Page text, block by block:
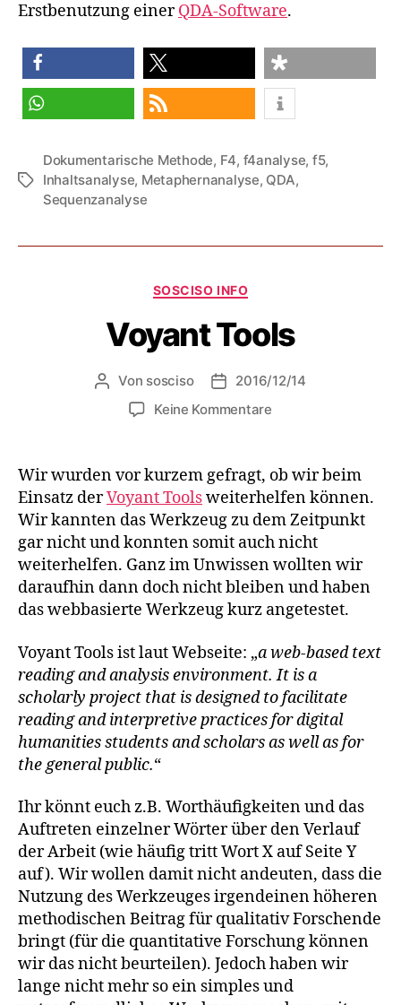
Erstbenutzung einerQDA-Software.
teilen teilen teilen
Schlagwörter
Dokumentarische Methode, F4, f4analyse, f5,
Inhaltsanalyse, Metaphernanalyse, QDA,
Sequenzanalyse
Kategorien
SOSCISO INFO
Voyant Tools
Beitragsautor
Von sosciso Veröffentlichungsdatum
2016/12/14
Keine Kommentarezu
Wir wurden vor kurzem gefragt, ob wir beim
Einsatz derVoyant Toolsweiterhelfen können.
Wir kannten das Werkzeug zu dem Zeitpunkt
gar nicht und konnten somit auch nicht
weiterhelfen. Ganz im Unwissen wollten wir
daraufhin dann doch nicht bleiben und haben
das webbasierte Werkzeug kurz angetestet.
Voyant Tools ist laut Webseite: „a web-based text
reading and analysis environment. It is a
scholarly project that is designed to facilitate
reading and interpretive practices for digital
humanities students and scholars as well as for
the general public.“
Ihr könnt euch z.B. Worthäufigkeiten und das
Auftreten einzelner Wörter über den Verlauf
der Arbeit (wie häufig tritt Wort X auf Seite Y
auf). Wir wollen damit nicht andeuten, dass die
Nutzung des Werkzeuges irgendeinen höheren
methodischen Beitrag für qualitativ Forschende
bringt (für die quantitative Forschung können
wir das nicht beurteilen). Jedoch haben wir
lange nicht mehr so ein simples und